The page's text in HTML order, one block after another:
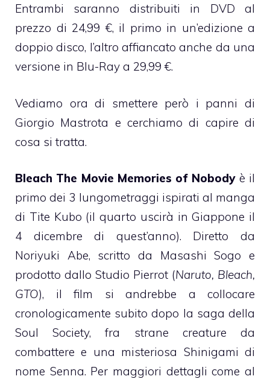
Entrambi saranno distribuiti in DVD al
prezzo di 24,99 €, il primo in un’edizione a
doppio disco, l’altro affiancato anche da una
versione in Blu-Ray a 29,99 €.
Vediamo ora di smettere però i panni di
Giorgio Mastrota e cerchiamo di capire di
cosa si tratta.
Bleach The Movie Memories of Nobodyè il
primo dei 3 lungometraggi ispirati al manga
di Tite Kubo (il quarto uscirà in Giappone il
4 dicembre di quest’anno). Diretto da
Noriyuki Abe, scritto da Masashi Sogo e
prodotto dallo Studio Pierrot (Naruto, Bleach,
GTO), il film si andrebbe a collocare
cronologicamente subito dopo la saga della
Soul Society, fra strane creature da
combattere e una misteriosa Shinigami di
nome Senna. Per maggiori dettagli come al